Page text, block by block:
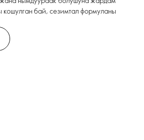
кошулган бай, сезимтал формуланы